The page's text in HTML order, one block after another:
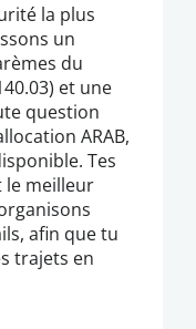
la plus
un
du
et une
question
ARAB,
Tes
meilleur
afin que tu
trajets en